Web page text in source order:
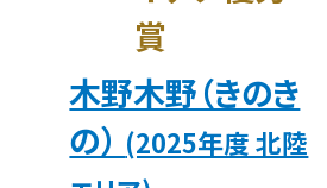
賞
木野木野（きのき
の） (2025年度 北陸